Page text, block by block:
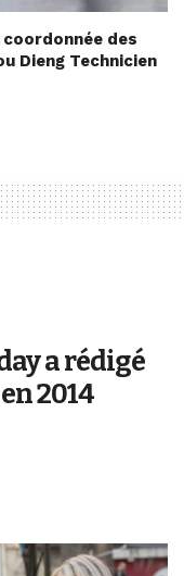
des
Dieng Technicien
a rédigé
2014